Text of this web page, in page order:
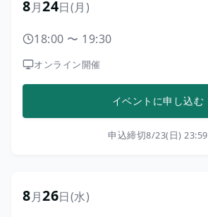
8月24日(月)
18:00 〜 19:30
オンライン開催
イベントに申し込む
申込締切8/23(日) 23:59
8月26日(水)